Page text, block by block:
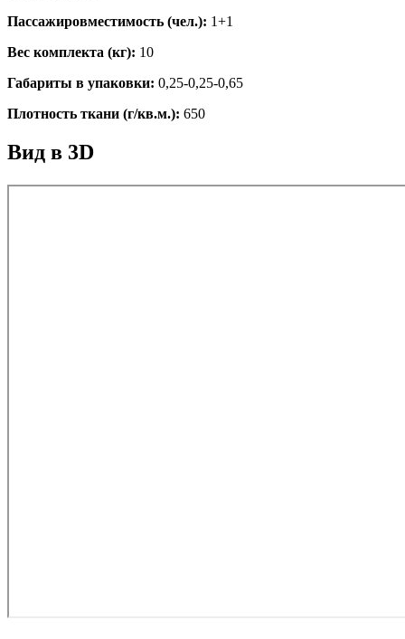
Пассажировместимость (чел.): 1+1
Вес комплекта (кг): 10
Габариты в упаковки: 0,25-0,25-0,65
Плотность ткани (г/кв.м.): 650
Вид в 3D